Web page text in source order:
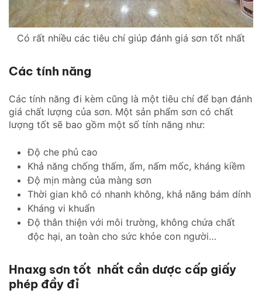
Có rất nhiều các tiêu chí giúp đánh giá sơn tốt nhất
Các tính năng
Các tính năng đi kèm cũng là một tiêu chí để bạn đánh
giá chất lượng của sơn. Một sản phẩm sơn có chất
lượng tốt sẽ bao gồm một số tính năng như:
Độ che phủ cao
Khả năng chống thấm, ẩm, nấm mốc, kháng kiềm
Độ mịn màng của màng sơn
Thời gian khô có nhanh không, khả năng bám dính
Kháng vi khuẩn
Độ thân thiện với môi trường, không chứa chất
độc hại, an toàn cho sức khỏe con người…
Hnaxg sơn tốt nhất cần dược cấp giấy
phép đầy đỉ